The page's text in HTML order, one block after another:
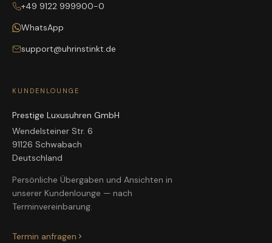
+49 9122 999900-0
WhatsApp
support@uhrinstinkt.de
KUNDENLOUNGE
Prestige Luxusuhren GmbH
Wendelsteiner Str. 6
91126 Schwabach
Deutschland
Persönliche Übergaben und Ansichten in
unserer Kundenlounge — nach
Terminvereinbarung.
Termin anfragen